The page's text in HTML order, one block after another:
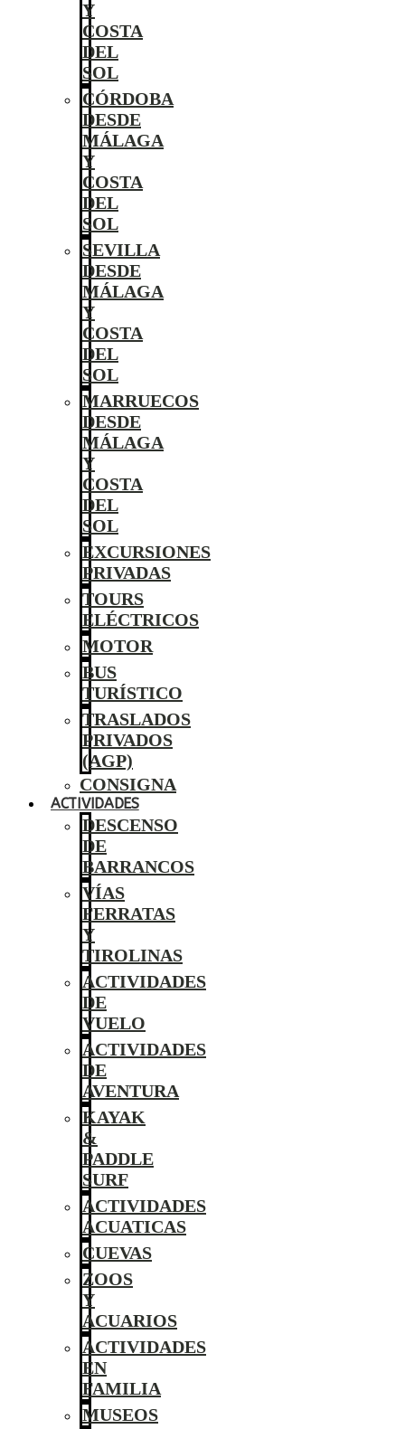
Y
COSTA
DEL
SOL
CÓRDOBA
DESDE
MÁLAGA
Y
COSTA
DEL
SOL
SEVILLA
DESDE
MÁLAGA
Y
COSTA
DEL
SOL
MARRUECOS
DESDE
MÁLAGA
Y
COSTA
DEL
SOL
EXCURSIONES
PRIVADAS
TOURS
ELÉCTRICOS
MOTOR
BUS
TURÍSTICO
TRASLADOS
PRIVADOS
(AGP)
CONSIGNA
ACTIVIDADES
DESCENSO
DE
BARRANCOS
VÍAS
FERRATAS
Y
TIROLINAS
ACTIVIDADES
DE
VUELO
ACTIVIDADES
DE
AVENTURA
KAYAK
&
PADDLE
SURF
ACTIVIDADES
ACUATICAS
CUEVAS
ZOOS
Y
ACUARIOS
ACTIVIDADES
EN
FAMILIA
MUSEOS